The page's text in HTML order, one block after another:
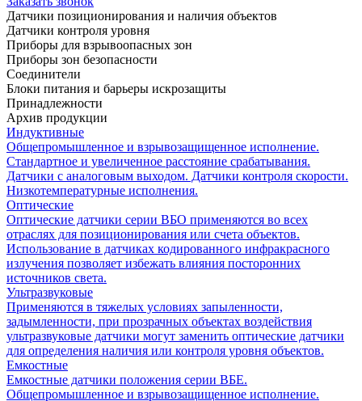
Датчики позиционирования и наличия объектов
Датчики контроля уровня
Приборы для взрывоопасных зон
Приборы зон безопасности
Соединители
Блоки питания и барьеры искрозащиты
Принадлежности
Архив продукции
Индуктивные
Общепромышленное и взрывозащищенное исполнение.
Стандартное и увеличенное расстояние срабатывания.
Датчики с аналоговым выходом. Датчики контроля скорости.
Низкотемпературные исполнения.
Оптические
Оптические датчики серии ВБО применяются во всех
отраслях для позиционирования или счета объектов.
Использование в датчиках кодированного инфракрасного
излучения позволяет избежать влияния посторонних
источников света.
Ультразвуковые
Применяются в тяжелых условиях запыленности,
задымленности, при прозрачных объектах воздействия
ультразвуковые датчики могут заменить оптические датчики
для определения наличия или контроля уровня объектов.
Емкостные
Емкостные датчики положения серии ВБЕ.
Общепромышленное и взрывозащищенное исполнение.